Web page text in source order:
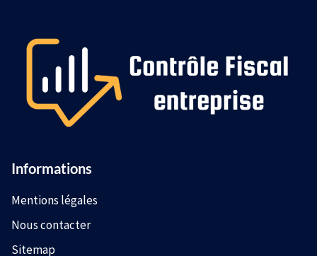
Informations
Mentions légales
Nous contacter
Sitemap